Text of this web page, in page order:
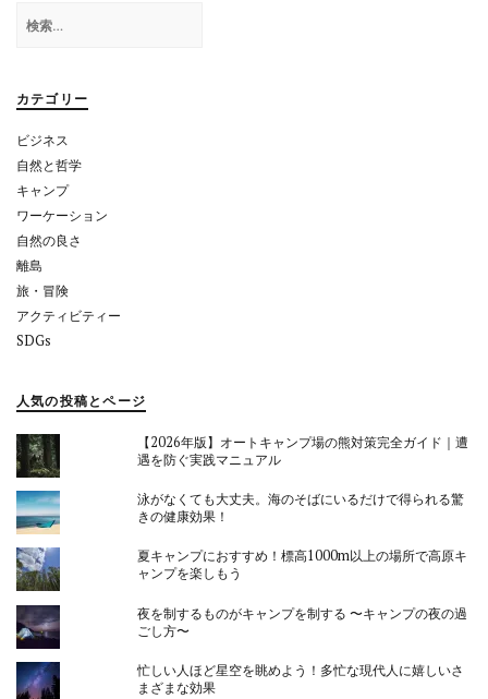
ー
ョ
ン
索:
カテゴリー
ビジネス
自然と哲学
キャンプ
ワーケーション
自然の良さ
離島
旅・冒険
アクティビティー
SDGs
人気の投稿とページ
【2026年版】オートキャンプ場の熊対策完全ガイド｜遭
遇を防ぐ実践マニュアル
泳がなくても大丈夫。海のそばにいるだけで得られる驚
きの健康効果！
夏キャンプにおすすめ！標高1000m以上の場所で高原キ
ャンプを楽しもう
夜を制するものがキャンプを制する 〜キャンプの夜の過
ごし方〜
忙しい人ほど星空を眺めよう！多忙な現代人に嬉しいさ
まざまな効果